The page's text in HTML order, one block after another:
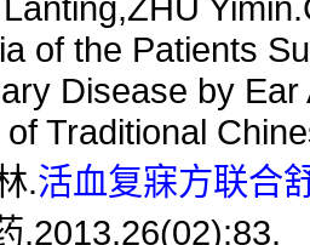
of the Patients
Disease by
Traditional
.活血复寐方联合
,2013,26(02):83.